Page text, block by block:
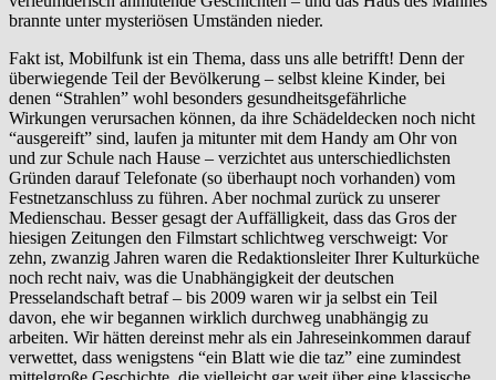
brannte unter mysteriösen Umständen nieder.
Fakt ist, Mobilfunk ist ein Thema, dass uns alle betrifft! Denn der
überwiegende Teil der Bevölkerung – selbst kleine Kinder, bei
denen “Strahlen” wohl besonders gesundheitsgefährliche
Wirkungen verursachen können, da ihre Schädeldecken noch nicht
“ausgereift” sind, laufen ja mitunter mit dem Handy am Ohr von
und zur Schule nach Hause – verzichtet aus unterschiedlichsten
Gründen darauf Telefonate (so überhaupt noch vorhanden) vom
Festnetzanschluss zu führen. Aber nochmal zurück zu unserer
Medienschau. Besser gesagt der Auffälligkeit, dass das Gros der
hiesigen Zeitungen den Filmstart schlichtweg verschweigt: Vor
zehn, zwanzig Jahren waren die Redaktionsleiter Ihrer Kulturküche
noch recht naiv, was die Unabhängigkeit der deutschen
Presselandschaft betraf – bis 2009 waren wir ja selbst ein Teil
davon, ehe wir begannen wirklich durchweg unabhängig zu
arbeiten. Wir hätten dereinst mehr als ein Jahreseinkommen darauf
verwettet, dass wenigstens “ein Blatt wie die taz” eine zumindest